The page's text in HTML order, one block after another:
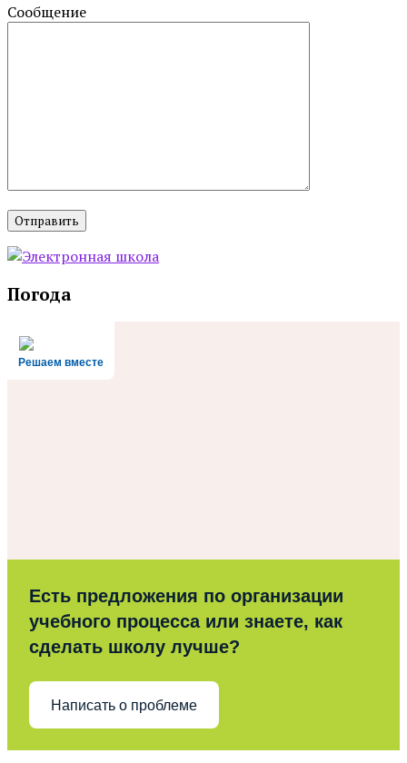
Сообщение
Погода
Решаем вместе
Есть предложения по организации
учебного процесса или знаете, как
сделать школу лучше?
Написать о проблеме